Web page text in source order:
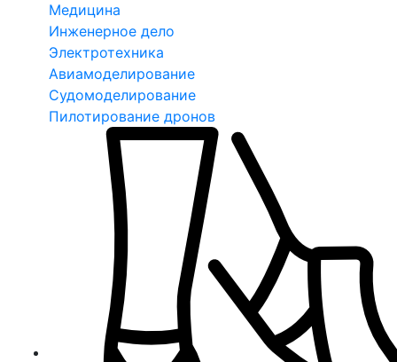
Медицина
Инженерное дело
Электротехника
Авиамоделирование
Судомоделирование
Пилотирование дронов